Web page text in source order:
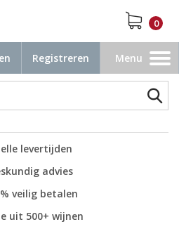
0
Registreren
Toggle
navigation
Menu
levertijden
advies
veilig betalen
uit 500+ wijnen